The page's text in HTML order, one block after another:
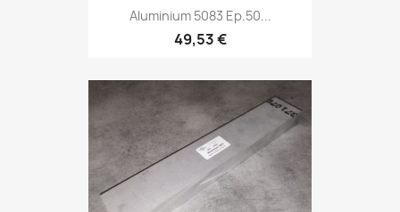
Aluminium 5083 Ep.50...
49,53 €